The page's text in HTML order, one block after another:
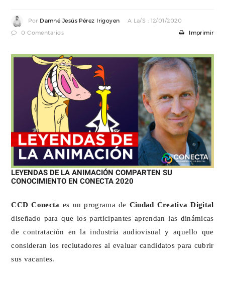
Por Damné Jesús Pérez Irigoyen A La/s : 12/01/2020
0 Comentarios Imprimir
LEYENDAS DE LA ANIMACIÓN COMPARTEN SU
CONOCIMIENTO EN CONECTA 2020
CCD Conecta es un programa de Ciudad Creativa Digital
diseñado para que los participantes aprendan las dinámicas
de contratación en la industria audiovisual y aquello que
consideran los reclutadores al evaluar candidatos para cubrir
sus vacantes.